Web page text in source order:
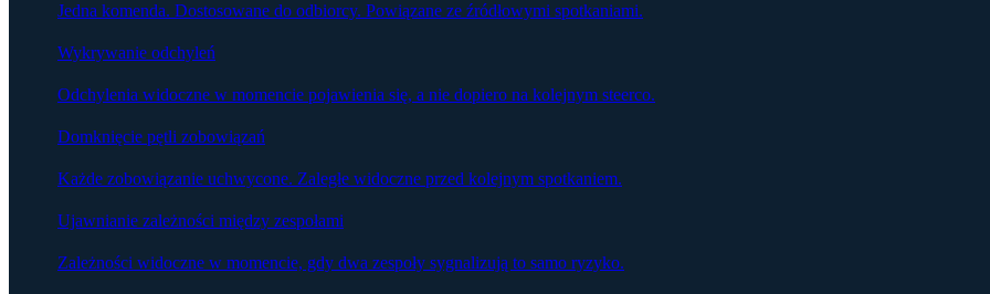
Jedna komenda. Dostosowane do odbiorcy. Powiązane ze źródłowymi spotkaniami.
Wykrywanie odchyleń
Odchylenia widoczne w momencie pojawienia się, a nie dopiero na kolejnym steerco.
Domknięcie pętli zobowiązań
Każde zobowiązanie uchwycone. Zaległe widoczne przed kolejnym spotkaniem.
Ujawnianie zależności między zespołami
Zależności widoczne w momencie, gdy dwa zespoły sygnalizują to samo ryzyko.